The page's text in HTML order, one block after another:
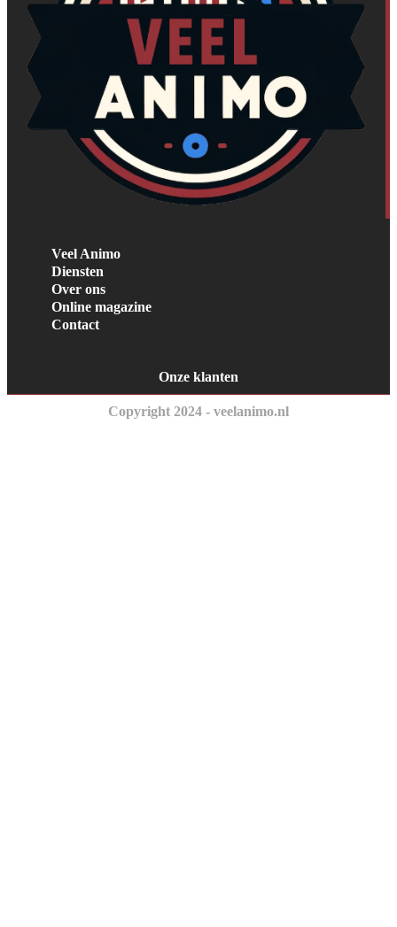
Veel Animo
Diensten
Over ons
Online magazine
Contact
Onze klanten
Copyright 2024 - veelanimo.nl